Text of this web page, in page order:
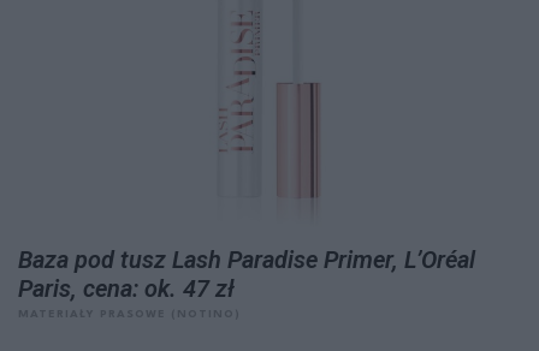
Baza pod tusz Lash Paradise Primer, L’Oréal
Paris, cena: ok. 47 zł